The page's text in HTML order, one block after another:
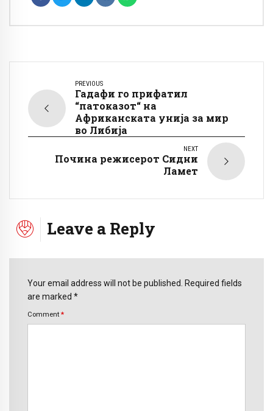
PREVIOUS
Гадафи го прифатил
“патоказот“ на
Африканската унија за мир
во Либија
NEXT
Почина режисерот Сидни
Ламет
Leave a Reply
Your email address will not be published. Required fields
are marked *
Comment *